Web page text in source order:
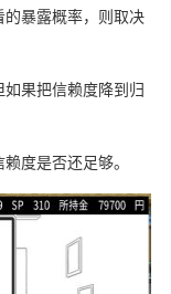
暴露概率，则取决
果把信赖度降到归
度是否还足够。